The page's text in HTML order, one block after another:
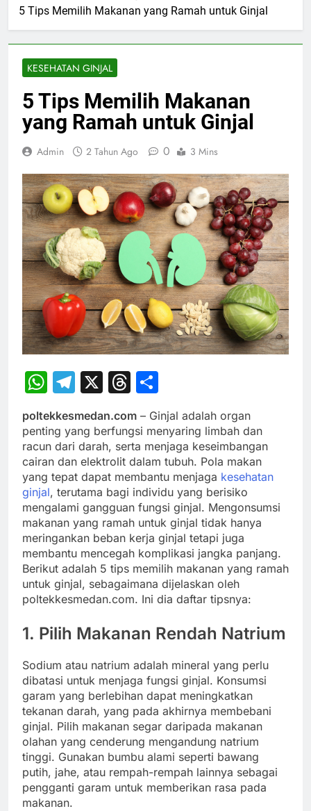
5 Tips Memilih Makanan yang Ramah untuk Ginjal
KESEHATAN GINJAL
5 Tips Memilih Makanan
yang Ramah untuk Ginjal
Admin 2 Tahun Ago 0 3 Mins
WhatsApp
Telegram
X Threads
poltekkesmedan.com – Ginjal adalah organ
penting yang berfungsi menyaring limbah dan
racun dari darah, serta menjaga keseimbangan
cairan dan elektrolit dalam tubuh. Pola makan
yang tepat dapat membantu menjaga kesehatan
ginjal, terutama bagi individu yang berisiko
mengalami gangguan fungsi ginjal. Mengonsumsi
makanan yang ramah untuk ginjal tidak hanya
meringankan beban kerja ginjal tetapi juga
membantu mencegah komplikasi jangka panjang.
Berikut adalah 5 tips memilih makanan yang ramah
untuk ginjal, sebagaimana dijelaskan oleh
poltekkesmedan.com. Ini dia daftar tipsnya:
1. Pilih Makanan Rendah Natrium
Sodium atau natrium adalah mineral yang perlu
dibatasi untuk menjaga fungsi ginjal. Konsumsi
garam yang berlebihan dapat meningkatkan
tekanan darah, yang pada akhirnya membebani
ginjal. Pilih makanan segar daripada makanan
olahan yang cenderung mengandung natrium
tinggi. Gunakan bumbu alami seperti bawang
putih, jahe, atau rempah-rempah lainnya sebagai
pengganti garam untuk memberikan rasa pada
makanan.